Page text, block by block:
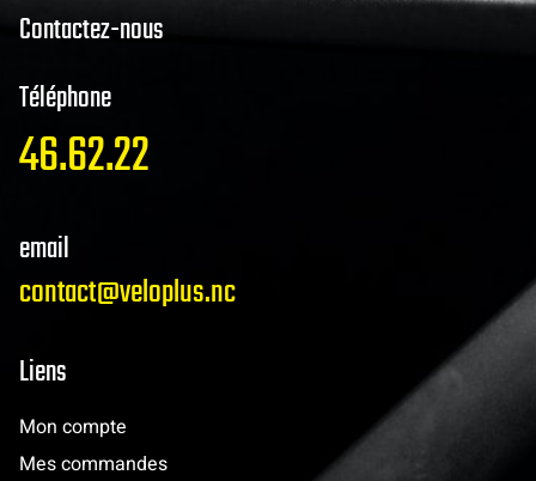
Contactez-nous
Téléphone
46.62.22
email
contact@veloplus.nc
Liens
Mon compte
Mes commandes